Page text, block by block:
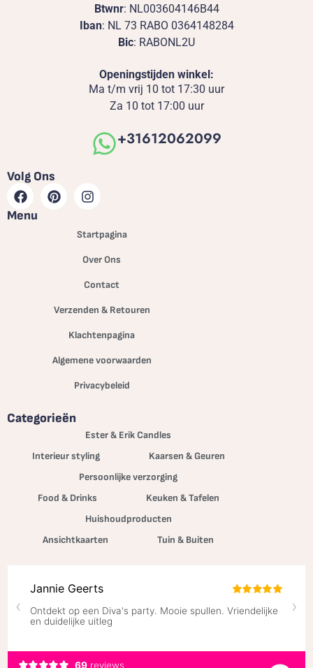
Btwnr: NL003604146B44
Iban: NL 73 RABO 0364148284
Bic: RABONL2U
Openingstijden winkel:
Ma t/m vrij 10 tot 17:30 uur
Za 10 tot 17:00 uur
+31612062099
Volg Ons
Menu
Startpagina
Over Ons
Contact
Verzenden & Retouren
Klachtenpagina
Algemene voorwaarden
Privacybeleid
Categorieën
Ester & Erik Candles
Interieur styling
Kaarsen & Geuren
Persoonlijke verzorging
Food & Drinks
Keuken & Tafelen
Huishoudproducten
Ansichtkaarten
Tuin & Buiten